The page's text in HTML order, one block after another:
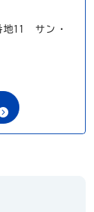
地11 サン・